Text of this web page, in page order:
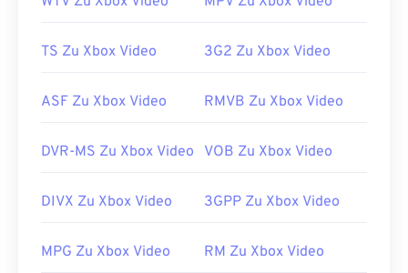
in MP4.
Entwickelt von:
3rd Generation Partnership
Erstveröffentlichung:
1997
https://en.wikipedia.org/wiki/3GP_and_3G2
TS Zu Xbox Video 3G2 Zu Xbox Video
ASF Zu Xbox Video RMVB Zu Xbox Video
DVR-MS Zu Xbox Video VOB Zu Xbox Video
DIVX Zu Xbox Video 3GPP Zu Xbox Video
MPG Zu Xbox Video RM Zu Xbox Video